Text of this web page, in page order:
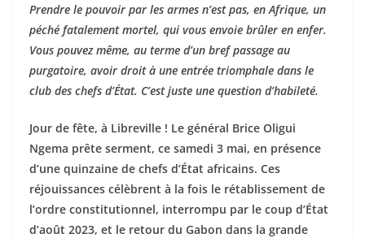
Prendre le pouvoir par les armes n’est pas, en Afrique, un
péché fatalement mortel, qui vous envoie brûler en enfer.
Vous pouvez même, au terme d’un bref passage au
purgatoire, avoir droit à une entrée triomphale dans le
club des chefs d’État. C’est juste une question d’habileté.
Jour de fête, à Libreville ! Le général Brice Oligui
Ngema prête serment, ce samedi 3 mai, en présence
d’une quinzaine de chefs d’État africains. Ces
réjouissances célèbrent à la fois le rétablissement de
l’ordre constitutionnel, interrompu par le coup d’État
d’août 2023, et le retour du Gabon dans la grande